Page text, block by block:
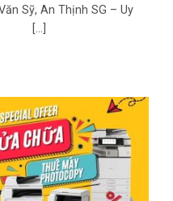
Sỹ, An Thịnh SG – Uy
[...]